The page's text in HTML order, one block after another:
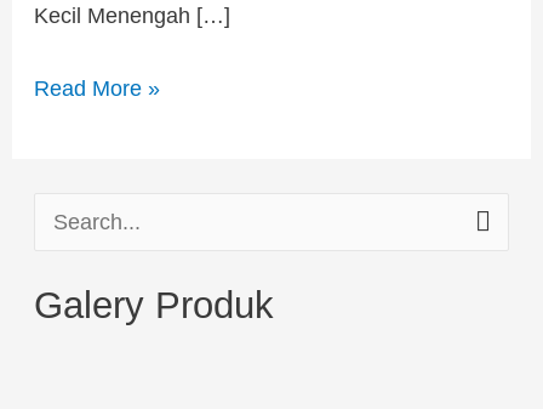
Kecil Menengah […]
Read More »
a
Galery Produk